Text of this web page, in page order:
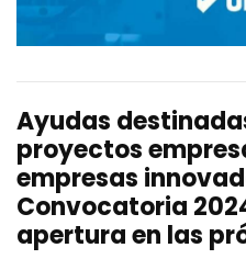
Ayudas
proyectos
empresas
Convocatoria
apertura en las